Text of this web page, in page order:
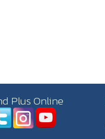
Plus Online